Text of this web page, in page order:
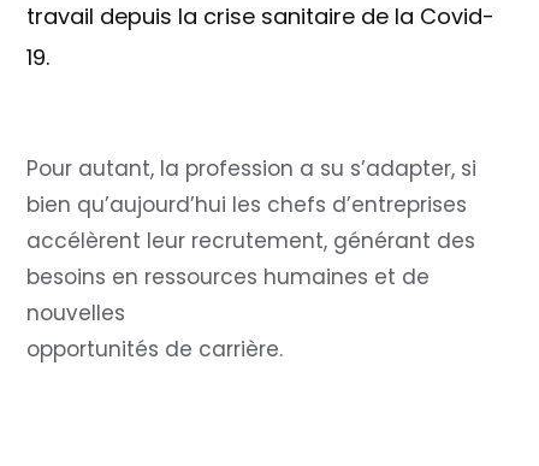
travail depuis la crise sanitaire de la Covid-
19.
Pour autant, la profession a su s’adapter, si
bien qu’aujourd’hui les chefs d’entreprises
accélèrent leur recrutement, générant des
besoins en ressources humaines et de
nouvelles
opportunités de carrière.